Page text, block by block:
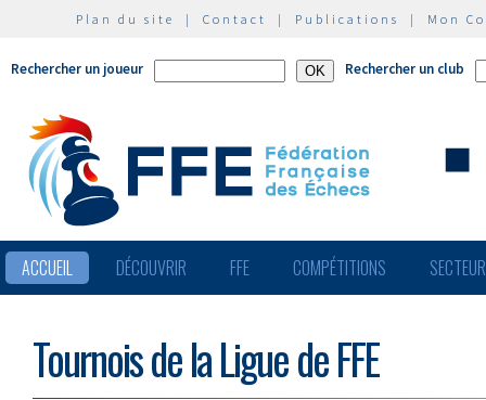
Plan du site | Contact | Publications | Mon
Rechercher un joueur Rechercher un club
ACCUEIL DÉCOUVRIR FFE COMPÉTITIONS
Tournois de la Ligue de FFE